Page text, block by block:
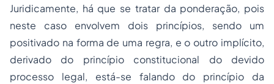
Juridicamente, há que se tratar da ponderação, pois
neste caso envolvem dois princípios, sendo um
positivado na forma de uma regra, e o outro implícito,
derivado do princípio constitucional do devido
processo legal, está-se falando do princípio da